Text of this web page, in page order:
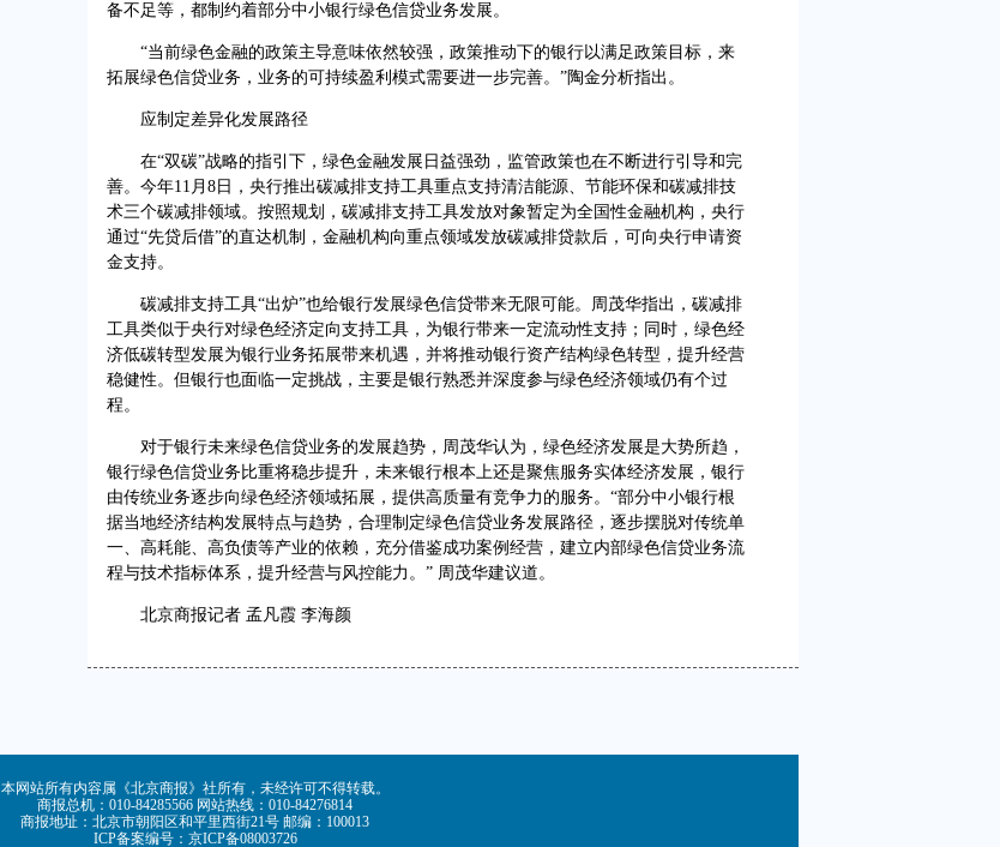
备不足等，都制约着部分中小银行绿色信贷业务发展。
“当前绿色金融的政策主导意味依然较强，政策推动下的银行以满足政策目标，来
拓展绿色信贷业务，业务的可持续盈利模式需要进一步完善。”陶金分析指出。
应制定差异化发展路径
在“双碳”战略的指引下，绿色金融发展日益强劲，监管政策也在不断进行引导和完
善。今年11月8日，央行推出碳减排支持工具重点支持清洁能源、节能环保和碳减排技
术三个碳减排领域。按照规划，碳减排支持工具发放对象暂定为全国性金融机构，央行
通过“先贷后借”的直达机制，金融机构向重点领域发放碳减排贷款后，可向央行申请资
金支持。
碳减排支持工具“出炉”也给银行发展绿色信贷带来无限可能。周茂华指出，碳减排
工具类似于央行对绿色经济定向支持工具，为银行带来一定流动性支持；同时，绿色经
济低碳转型发展为银行业务拓展带来机遇，并将推动银行资产结构绿色转型，提升经营
稳健性。但银行也面临一定挑战，主要是银行熟悉并深度参与绿色经济领域仍有个过
程。
对于银行未来绿色信贷业务的发展趋势，周茂华认为，绿色经济发展是大势所趋，
银行绿色信贷业务比重将稳步提升，未来银行根本上还是聚焦服务实体经济发展，银行
由传统业务逐步向绿色经济领域拓展，提供高质量有竞争力的服务。“部分中小银行根
据当地经济结构发展特点与趋势，合理制定绿色信贷业务发展路径，逐步摆脱对传统单
一、高耗能、高负债等产业的依赖，充分借鉴成功案例经营，建立内部绿色信贷业务流
程与技术指标体系，提升经营与风控能力。” 周茂华建议道。
北京商报记者 孟凡霞 李海颜
本网站所有内容属《北京商报》社所有，未经许可不得转载。
商报总机：010-84285566 网站热线：010-84276814
商报地址：北京市朝阳区和平里西街21号 邮编：100013
ICP备案编号：京ICP备08003726